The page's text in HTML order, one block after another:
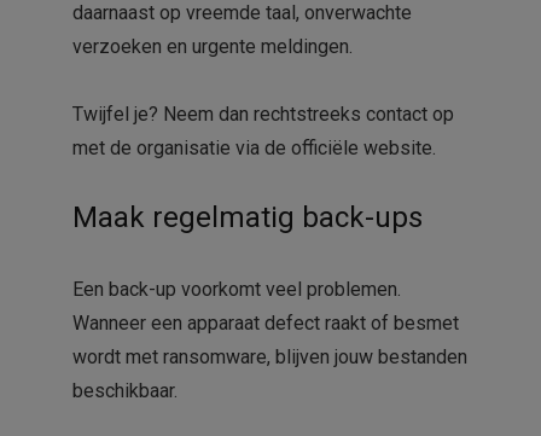
daarnaast op vreemde taal, onverwachte
verzoeken en urgente meldingen.
Twijfel je? Neem dan rechtstreeks contact op
met de organisatie via de officiële website.
Maak regelmatig back-ups
Een back-up voorkomt veel problemen.
Wanneer een apparaat defect raakt of besmet
wordt met ransomware, blijven jouw bestanden
beschikbaar.